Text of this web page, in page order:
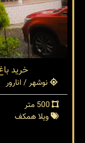
خريد
نوشهر / انارور
ویلا همکف